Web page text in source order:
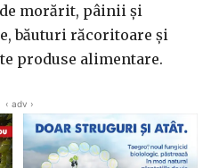
morărit, pâinii şi
băuturi răcoritoare şi
produse alimentare.
‹ adv ›